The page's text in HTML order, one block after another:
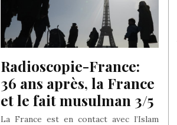
Radioscopie-France:
36 ans après, la France
et le fait musulman 3/5
La France est en contact avec l’Islam